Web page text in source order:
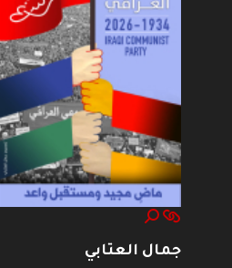
جمال العتابي